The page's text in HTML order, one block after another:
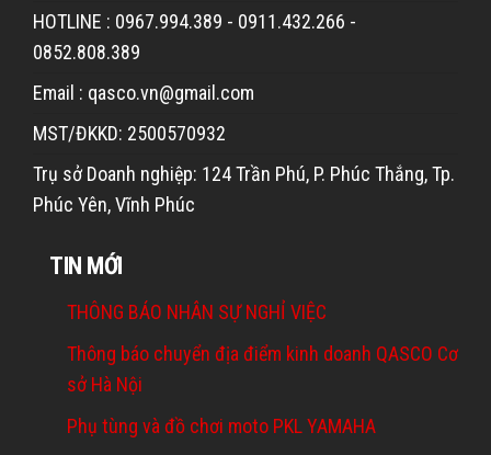
HOTLINE : 0967.994.389 - 0911.432.266 -
0852.808.389
Email : qasco.vn@gmail.com
MST/ĐKKD: 2500570932
Trụ sở Doanh nghiệp: 124 Trần Phú, P. Phúc Thắng, Tp.
Phúc Yên, Vĩnh Phúc
TIN MỚI
THÔNG BÁO NHÂN SỰ NGHỈ VIỆC
Thông báo chuyển địa điểm kinh doanh QASCO Cơ
sở Hà Nội
Phụ tùng và đồ chơi moto PKL YAMAHA